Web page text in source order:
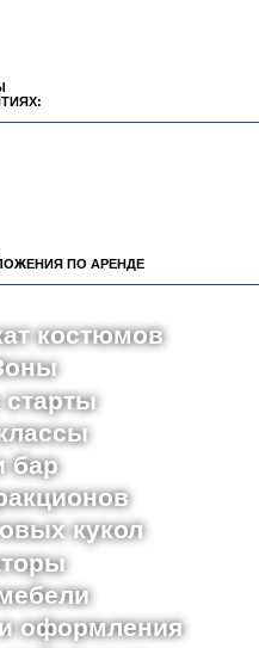
ПО АРЕНДЕ
костюмов
бар
кукол
оформления